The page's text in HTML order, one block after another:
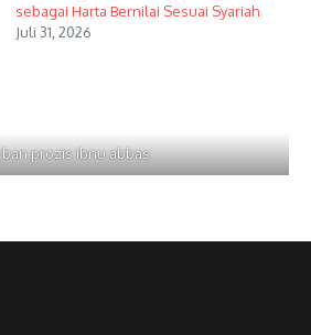
sebagai Harta Bernilai Sesuai Syariah
Juli 31, 2026
prozis ibnu abbas